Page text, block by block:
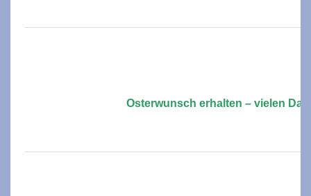
Osterwunsch erhalten – vielen